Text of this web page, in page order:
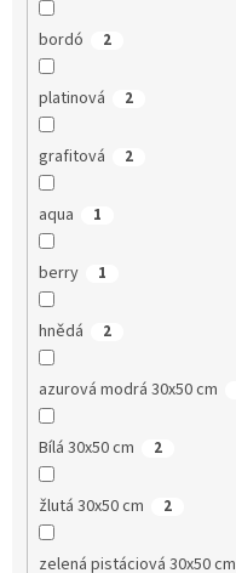
bordó 2
platinová 2
grafitová 2
aqua 1
berry 1
hnědá 2
azurová modrá 30x50 cm
Bílá 30x50 cm 2
žlutá 30x50 cm 2
zelená pistáciová 30x50 cm